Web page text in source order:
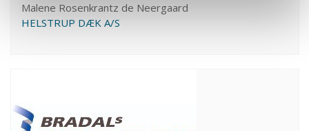
Malene Rosenkrantz de Neergaard
HELSTRUP DÆK A/S